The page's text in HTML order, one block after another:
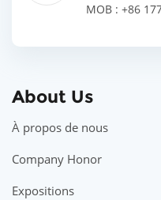
MOB : +86
About Us
À propos de nous
Company Honor
Expositions